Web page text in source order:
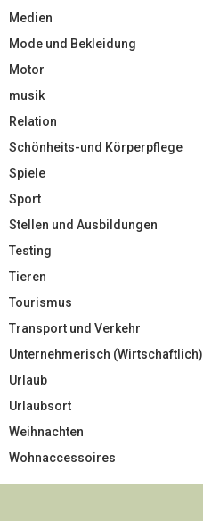
Medien
Mode und Bekleidung
Motor
musik
Relation
Schönheits-und Körperpflege
Spiele
Sport
Stellen und Ausbildungen
Testing
Tieren
Tourismus
Transport und Verkehr
Unternehmerisch (Wirtschaftlich)
Urlaub
Urlaubsort
Weihnachten
Wohnaccessoires